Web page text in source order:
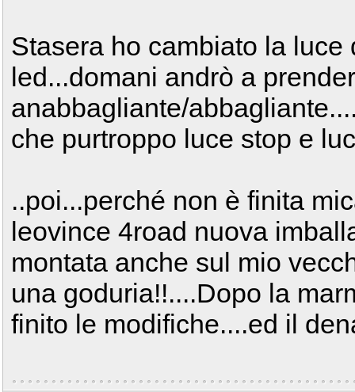
Stasera ho cambiato la
led...domani andrò a
anabbagliante/
che purtroppo luce stop e
..poi...perché non è finita
leovince 4road nuova
montata anche sul mio
una goduria!!....Dopo la
finito le modifiche....ed il